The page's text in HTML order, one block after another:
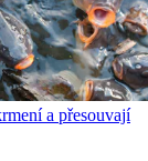
a přesouvají